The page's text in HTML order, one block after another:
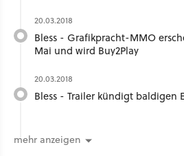
20.03.2018
Bless - Grafikpracht-MMO
Mai und wird Buy2Play
20.03.2018
Bless - Trailer kündigt baldigen
mehr anzeigen